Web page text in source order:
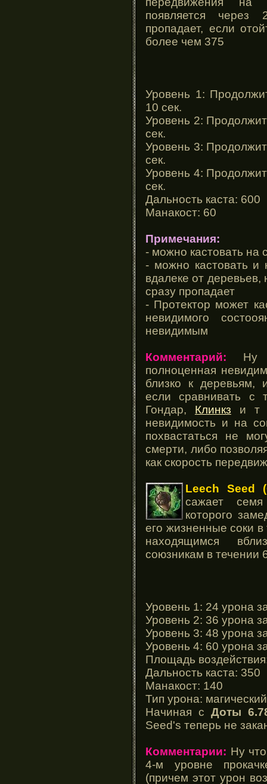
появляется
пропадает, если
более чем 375
Уровень 1:
10 сек.
Уровень 2:
сек.
Уровень 3:
сек.
Уровень 4:
сек.
Дальность каста: 600
Манакост: 60
Примечания:
- можно кастовать на
- можно кастовать и
вдалеке от
сразу пропадает
- Протектор может
невидимого
невидимым
Комментарий: Ну
полноценная
близко к деревьям,
если сравнивать с
Гондар, Клинкз и т
невидимость и на
похвастаться не
смерти, либо
как скорость
Leech Seed
сажает
которого
его жизненные соки в
находящимся
союзникам в течении
Уровень 1: 24 урона
Уровень 2: 36 урона
Уровень 3: 48 урона
Уровень 4: 60 урона
Площадь
Дальность каста: 350
Манакост: 140
Тип урона: магический
Начиная с Доты
Seed's теперь не
Комментарии: Ну
4-м уровне
(причем этот урон